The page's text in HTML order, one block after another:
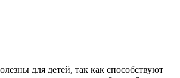
для детей, так как способствуют